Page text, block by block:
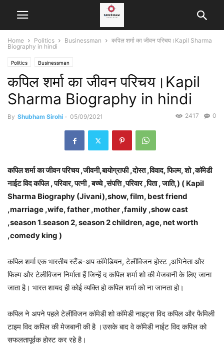
Home Politics Businessman
कपिल शर्मा का जीवन परिचय।Kapil Sharma
Biography in hindi
Politics Businessman
कपिल शर्मा का जीवन परिचय।Kapil
Sharma Biography in hindi
By Shubham Sirohi - 05/09/2021 0
2417
कपिल शर्मा का जीवन परिचय ,जीवनी,बायोग्राफी ,दोस्त ,विवाद, फिल्म, शो ,कॉमेडी
नाईट विद कपिल , परिवार, पत्नी , बच्चे ,संपत्ति ,परिवार ,पिता , जाति,) ( Kapil
Sharma Biography (Jivani),show, film, best friend
,marriage ,wife, father ,mother ,family ,show cast
,season 1.season 2,season 2children, age, net worth
,comedy king )
कपिल शर्मा एक भारतीय स्टैंड-अप कॉमेडियन, टेलीविजन होस्ट ,अभिनेता और
फिल्म और टेलीविजन निर्माता हैं जिन्हें द कपिल शर्मा शो की मेजबानी के लिए जाना
जाता है। भारत शायद ही कोई व्यक्ति हो कपिल शर्मा को ना जानता हो।
कपिल ने अपने पहले टेलीविजन कॉमेडी शो कॉमेडी नाइट्स विद कपिल और फैमिली
टाइम विद कपिल की मेजबानी की है ।उसके बाद वे कॉमेडी नाईट विद कपिल को
सफलतापूर्वक होस्ट कर रहे है।